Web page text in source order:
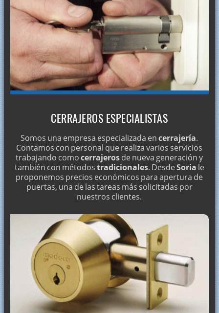
CERRAJEROS ESPECIALISTAS
Somos una empresa especializada encerrajería.
Contamos con personal que realiza varios servicios
trabajando comocerrajerosde nueva generación y
también con métodostradicionales. DesdeSoria le
proponemos precios económicos para apertura de
puertas, una de las tareas más solicitadas por
nuestros clientes.